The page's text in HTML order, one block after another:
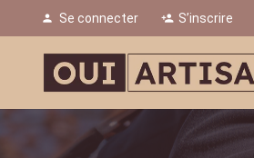
person Se connecter person_add S’inscrire